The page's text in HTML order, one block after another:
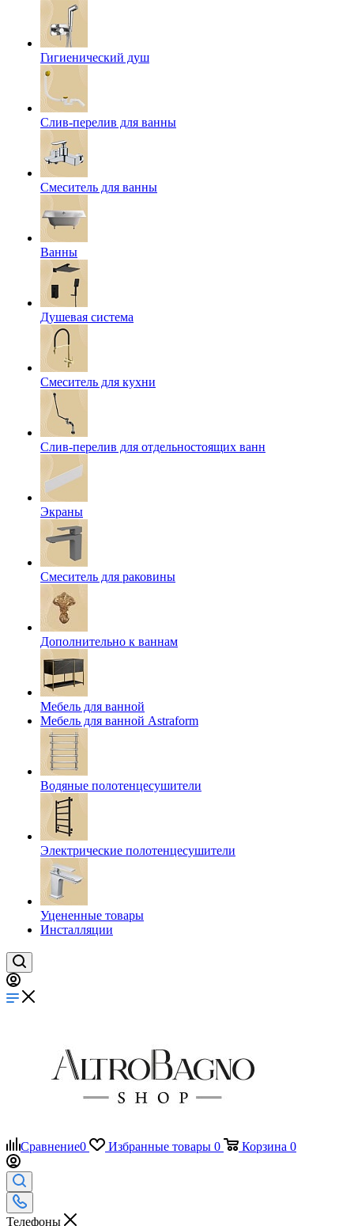
Гигиенический душ
Слив-перелив для ванны
Смеситель для ванны
Ванны
Душевая система
Смеситель для кухни
Слив-перелив для отдельностоящих ванн
Экраны
Смеситель для раковины
Дополнительно к ваннам
Мебель для ванной
Мебель для ванной Astraform
Водяные полотенцесушители
Электрические полотенцесушители
Уцененные товары
Инсталляции
Сравнение0 Избранные товары 0 Корзина 0
Телефоны